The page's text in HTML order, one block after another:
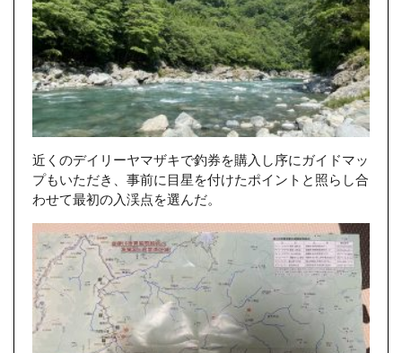
近くのデイリーヤマザキで釣券を購入し序にガイドマッ
プもいただき、事前に目星を付けたポイントと照らし合
わせて最初の入渓点を選んだ。